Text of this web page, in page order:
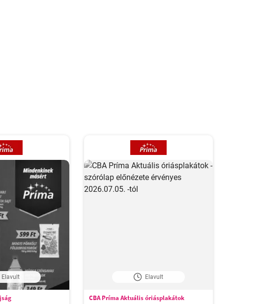
Elavult Elavult
CBA Príma Aktuális óriásplakátok